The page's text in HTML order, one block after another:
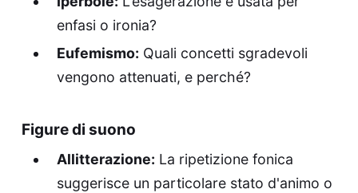
enfasi o ironia?
Eufemismo: Quali concetti sgradevoli
vengono attenuati, e perché?
Figure di suono
Allitterazione: La ripetizione fonica
suggerisce un particolare stato d'animo o